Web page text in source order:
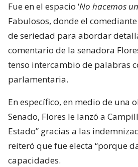
Fue en el espacio ‘No hacemos
Fabulosos, donde el
de seriedad para abordar
comentario de la senadora
tenso intercambio de palabras
parlamentaria.
En específico, en medio de una
Senado, Flores le lanzó a
Estado” gracias a las
reiteró que fue electa “porque
capacidades.